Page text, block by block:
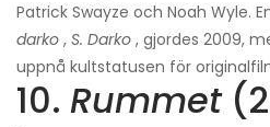
Patrick Swayze och Noah Wyle.
darko , S. Darko , gjordes 2009,
uppnå kultstatusen för
10. Rummet